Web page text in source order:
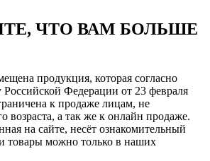
ЧТО ВАМ БОЛЬШЕ
продукция, которая согласно
Российской Федерации от 23 февраля
к продаже лицам, не
возраста, а так же к онлайн продаже.
на сайте, несёт ознакомительный
товары можно только в наших